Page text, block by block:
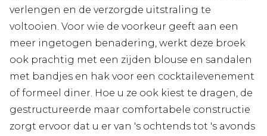
verlengen en de verzorgde uitstraling te
voltooien. Voor wie de voorkeur geeft aan een
meer ingetogen benadering, werkt deze broek
ook prachtig met een zijden blouse en sandalen
met bandjes en hak voor een cocktailevenement
of formeel diner. Hoe u ze ook kiest te dragen, de
gestructureerde maar comfortabele constructie
zorgt ervoor dat u er van 's ochtends tot 's avonds